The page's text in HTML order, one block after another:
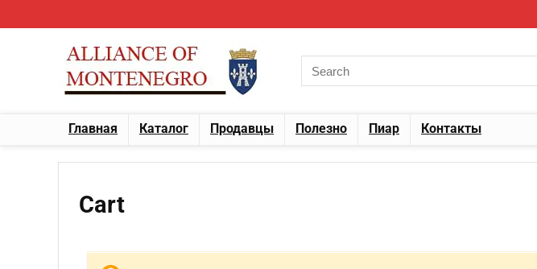
Главная Каталог Продавцы Полезно Пиар Контакты
Cart